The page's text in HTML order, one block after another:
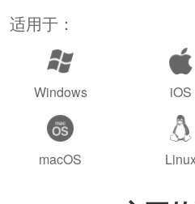
适用于：
Windows iOS
macOS